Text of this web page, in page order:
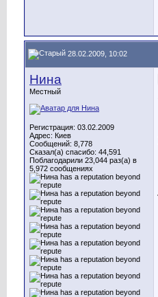
28.02.2009, 10:02
Нина
Местный
Регистрация: 03.02.2009
Адрес: Киев
Сообщений: 8,778
Сказал(а) спасибо: 44,591
Поблагодарили 23,044 раз(а) в
5,972 сообщениях